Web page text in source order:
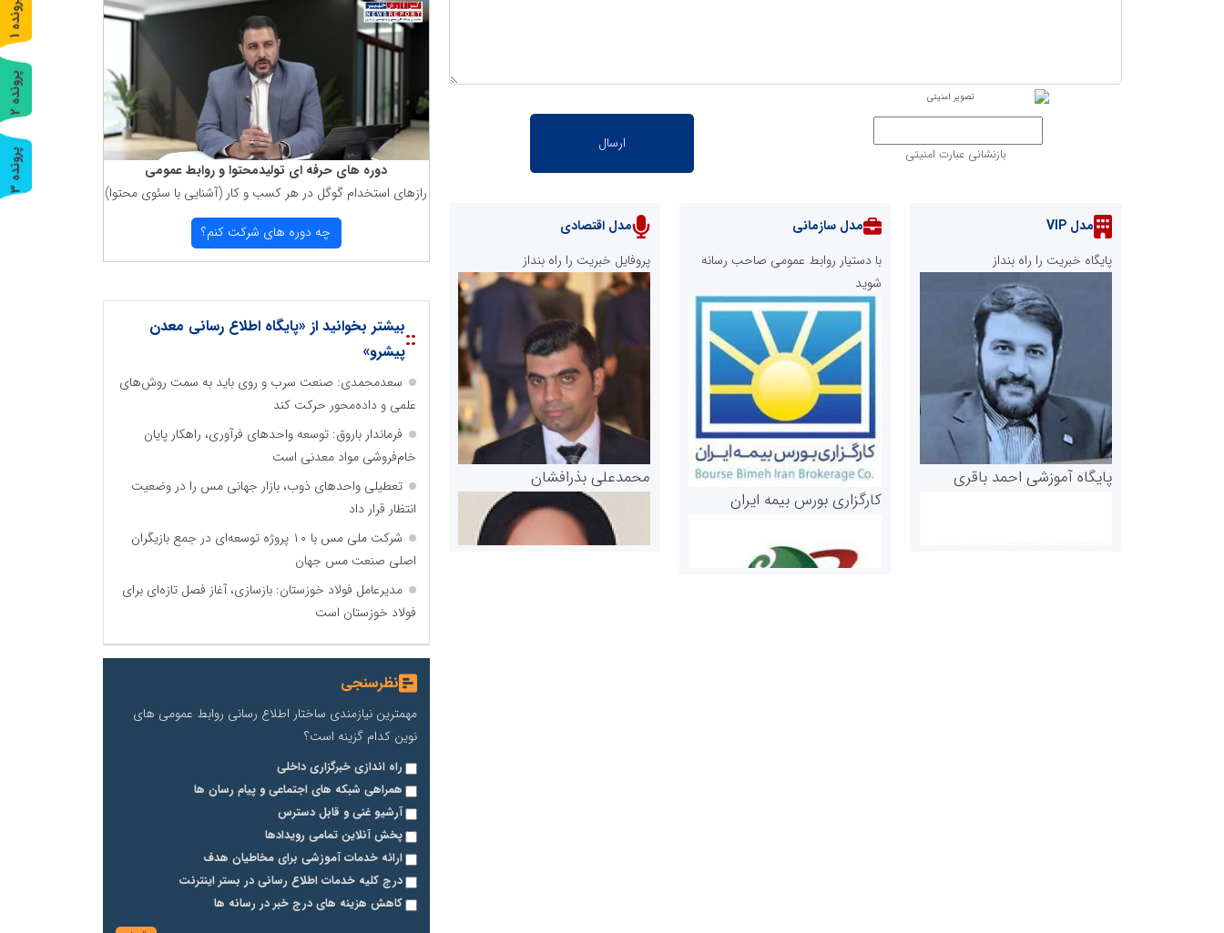
بازنشانی عبارت امنیتی
مدل VIP
پایگاه خبریت را راه بنداز
پایگاه آموزشی احمد باقری
مدل سازمانی
با دستیار روابط عمومی صاحب رسانه
شوید
کارگزاری بورس بیمه ایران
مدل اقتصادی
پروفایل خبریت را راه بنداز
محمدعلی بذرافشان
دوره های حرفه ای تولیدمحتوا و روابط عمومی
رازهای استخدام گوگل در هر كسب و كار (آشنایی با سئوی محتوا)
چه دوره های شركت كنم؟
::بیشتر بخوانید از «پایگاه اطلاع رسانی معدن
پیشرو»
سعدمحمدی: صنعت سرب و روی باید به سمت روش‌های
علمی و داده‌محور حرکت کند
فرماندار باروق: توسعه واحدهای فرآوری، راهکار پایان
خام‌فروشی مواد معدنی است
تعطیلی واحدهای ذوب، بازار جهانی مس را در وضعیت
انتظار قرار داد
شرکت ملی مس با ۱۰ پروژه توسعه‌ای در جمع بازیگران
اصلی صنعت مس جهان
مدیرعامل فولاد خوزستان: بازسازی، آغاز فصل تازه‌ای برای
فولاد خوزستان است
نظرسنجی
مهمترین نیازمندی ساختار اطلاع رسانی روابط عمومی های
نوین کدام گزینه است؟
راه اندازی خبرگزاری داخلی
همراهی شبکه های اجتماعی و پیام رسان ها
آرشیو غنی و قابل دسترس
پخش آنلاین تمامی رویدادها
ارائه خدمات آموزشی برای مخاطیان هدف
درج کلیه خدمات اطلاع رسانی در بستر اینترنت
کاهش هزینه های درج خبر در رسانه ها
پ
ر
و
ن
د
ه
1
پ
ر
و
ن
د
ه
2
پ
ر
و
ن
د
ه
3